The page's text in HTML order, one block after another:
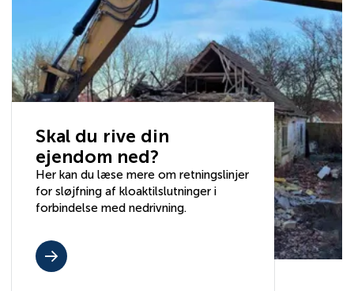
Skal du rive din
ejendom ned?
Her kan du læse mere om retningslinjer
for sløjfning af kloaktilslutninger i
forbindelse med nedrivning.